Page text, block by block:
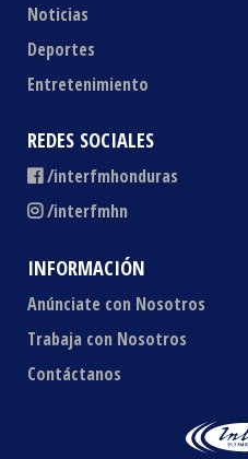
Noticias
Deportes
Entretenimiento
REDES SOCIALES
/interfmhonduras
/interfmhn
INFORMACIÓN
Anúnciate con Nosotros
Trabaja con Nosotros
Contáctanos